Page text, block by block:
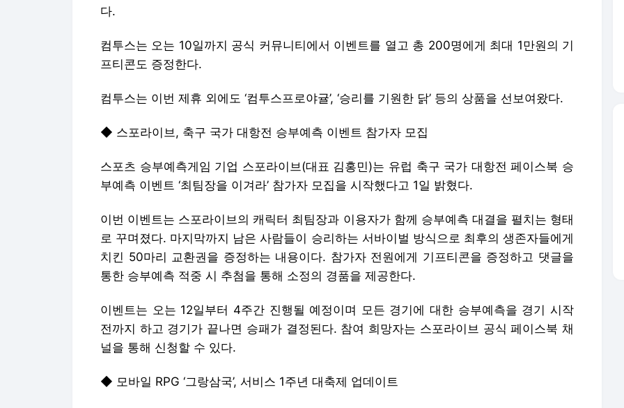
다.
컴투스는 오는 10일까지 공식 커뮤니티에서 이벤트를 열고 총 200명에게 최대 1만원의 기
프티콘도 증정한다.
컴투스는 이번 제휴 외에도 ‘컴투스프로야귤’, ‘승리를 기원한 닭’ 등의 상품을 선보여왔다.
◆ 스포라이브, 축구 국가 대항전 승부예측 이벤트 참가자 모집
스포츠 승부예측게임 기업 스포라이브(대표 김홍민)는 유럽 축구 국가 대항전 페이스북 승
부예측 이벤트 ‘최팀장을 이겨라’ 참가자 모집을 시작했다고 1일 밝혔다.
이번 이벤트는 스포라이브의 캐릭터 최팀장과 이용자가 함께 승부예측 대결을 펼치는 형태
로 꾸며졌다. 마지막까지 남은 사람들이 승리하는 서바이벌 방식으로 최후의 생존자들에게
치킨 50마리 교환권을 증정하는 내용이다. 참가자 전원에게 기프티콘을 증정하고 댓글을
통한 승부예측 적중 시 추첨을 통해 소정의 경품을 제공한다.
이벤트는 오는 12일부터 4주간 진행될 예정이며 모든 경기에 대한 승부예측을 경기 시작
전까지 하고 경기가 끝나면 승패가 결정된다. 참여 희망자는 스포라이브 공식 페이스북 채
널을 통해 신청할 수 있다.
◆ 모바일 RPG ‘그랑삼국’, 서비스 1주년 대축제 업데이트